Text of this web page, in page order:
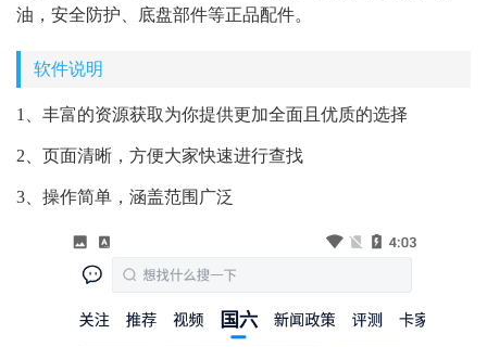
油，安全防护、底盘部件等正品配件。
软件说明
1、丰富的资源获取为你提供更加全面且优质的选择
2、页面清晰，方便大家快速进行查找
3、操作简单，涵盖范围广泛